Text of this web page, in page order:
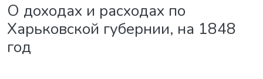
О доходах и расходах по
Харьковской губернии, на 1848
год